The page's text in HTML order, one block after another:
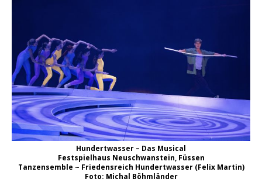
Hundertwasser – Das Musical
Festspielhaus Neuschwanstein, Füssen
Tanzensemble ~ Friedensreich Hundertwasser (Felix Martin)
Foto: Michal Böhmländer